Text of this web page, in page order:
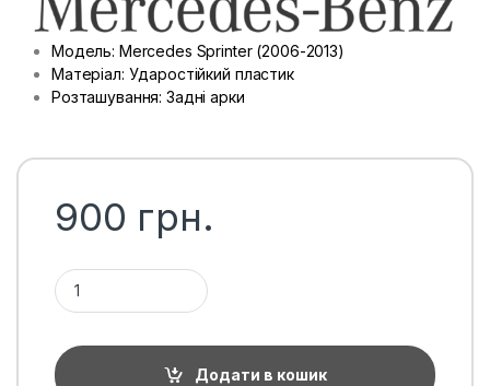
Модель: Mercedes Sprinter (2006-2013)
Матеріал: Ударостійкий пластик
Розташування: Задні арки
900 грн.
Підкрилки задні Mercedes Sprinter (2006-2013), пара
Додати в кошик